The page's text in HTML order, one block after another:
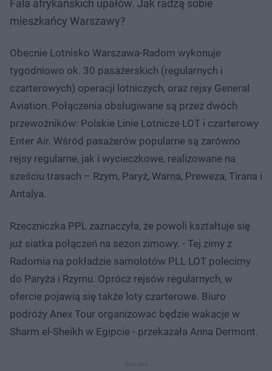
Fala afrykańskich upałów. Jak radzą sobie
mieszkańcy Warszawy?
Obecnie Lotnisko Warszawa-Radom wykonuje
tygodniowo ok. 30 pasażerskich (regularnych i
czarterowych) operacji lotniczych, oraz rejsy General
Aviation. Połączenia obsługiwane są przez dwóch
przewoźników: Polskie Linie Lotnicze LOT i czarterowy
Enter Air. Wśród pasażerów popularne są zarówno
rejsy regularne, jak i wycieczkowe, realizowane na
sześciu trasach – Rzym, Paryż, Warna, Preweza, Tirana i
Antalya.
Rzeczniczka PPL zaznaczyła, że powoli kształtuje się
już siatka połączeń na sezon zimowy. - Tej zimy z
Radomia na pokładzie samolotów PLL LOT polecimy
do Paryża i Rzymu. Oprócz rejsów regularnych, w
ofercie pojawią się także loty czarterowe. Biuro
podróży Anex Tour organizować będzie wakacje w
Sharm el-Sheikh w Egipcie - przekazała Anna Dermont.